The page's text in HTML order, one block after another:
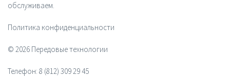
обслуживаем.
Политика конфиденциальности
© 2026 Передовые технологии
Телефон: 8 (812) 309 29 45